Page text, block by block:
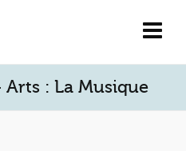
: La Musique